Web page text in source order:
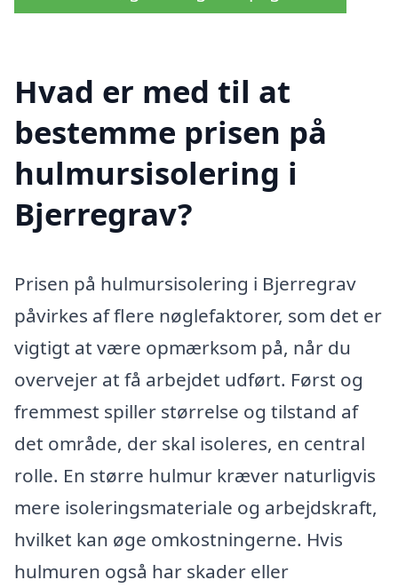
Hvad er med til at
bestemme prisen på
hulmursisolering i
Bjerregrav?
Prisen på hulmursisolering i Bjerregrav
påvirkes af flere nøglefaktorer, som det er
vigtigt at være opmærksom på, når du
overvejer at få arbejdet udført. Først og
fremmest spiller størrelse og tilstand af
det område, der skal isoleres, en central
rolle. En større hulmur kræver naturligvis
mere isoleringsmateriale og arbejdskraft,
hvilket kan øge omkostningerne. Hvis
hulmuren også har skader eller